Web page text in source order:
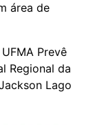
área de
Prevê
Regional da
Lago